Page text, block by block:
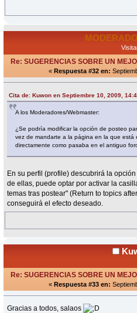
Re: SUGERENCIAS SOBRE UN
« Respuesta #32 en:
Cita de: Kuwon en Septiembre 10, 2009,
A los Moderadores/Webmaster:
¿Se podría modificar la opción de posteo
vez de mandarte a la página en la que está
directamente como pasaba en el antiguo
En su perfil (profile) descubrirá la
de ellas, puede optar por activar la
temas tras postear" (Return to topics
conseguirá el efecto deseado.
Re: SUGERENCIAS SOBRE UN
« Respuesta #33 en:
Gracias a todos, salaos